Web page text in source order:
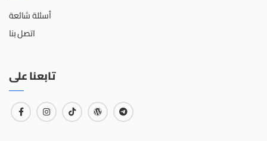
أسئلة شائعة
اتصل بنا
تابعنا على